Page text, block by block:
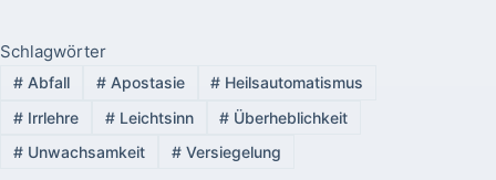
Schlagwörter
#Abfall #Apostasie # Heilsautomatismus
#Irrlehre #Leichtsinn # Überheblichkeit
#Unwachsamkeit #Versiegelung